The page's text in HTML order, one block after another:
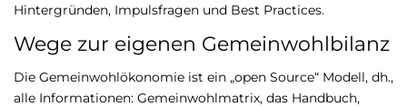
Hintergründen, Impulsfragen und Best Practices.
Wege zur eigenen Gemeinwohlbilanz
Die Gemeinwohlökonomie ist ein „open Source“ Modell, dh.,
alle Informationen: Gemeinwohlmatrix, das Handbuch,